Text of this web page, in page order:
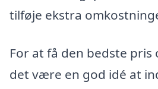
tilføje ekstra
For at få den bedste pris
det være en god idé at